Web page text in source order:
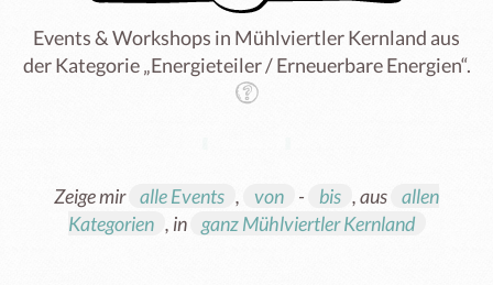
Events & Workshops in Mühlviertler Kernland aus
der Kategorie „Energieteiler / Erneuerbare Energien“.
Zeige mir alle Events , von - bis , aus allen
Kategorien , in ganz Mühlviertler Kernland